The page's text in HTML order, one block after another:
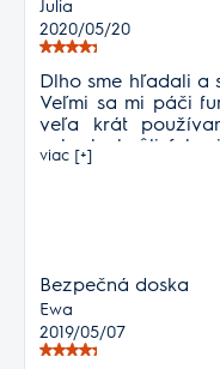
Julia
2020/05/20
Dlho sme hľadali a
Veľmi sa mi páči
veľa krát
vybrala kvôli
sklamaná že je
určeného
použiť aj inokedy
viac [+]
Bezpečná doska
Ewa
2019/05/07